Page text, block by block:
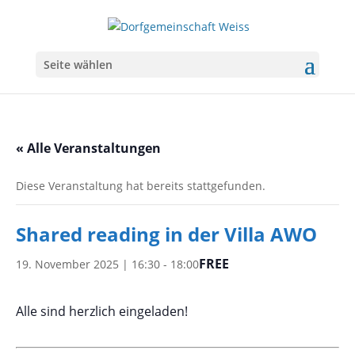
Seite wählen
« Alle Veranstaltungen
Diese Veranstaltung hat bereits stattgefunden.
Shared reading in der Villa AWO
19. November 2025 | 16:30 - 18:00FREE
Alle sind herzlich eingeladen!